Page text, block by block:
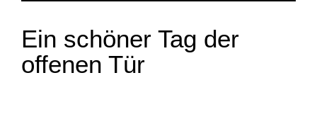
Ein schöner Tag der
offenen Tür